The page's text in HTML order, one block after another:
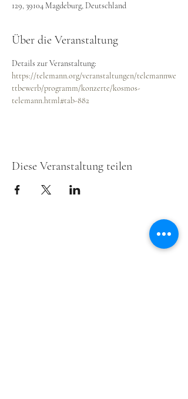
129, 39104 Magdeburg, Deutschland
Über die Veranstaltung
Details zur Veranstaltung:
https://telemann.org/veranstaltungen/telemannwe
ttbewerb/programm/konzerte/kosmos-
telemann.html#tab-882
Diese Veranstaltung teilen